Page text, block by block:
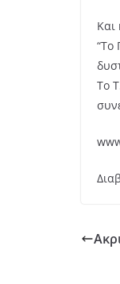
Και
“Το
Το